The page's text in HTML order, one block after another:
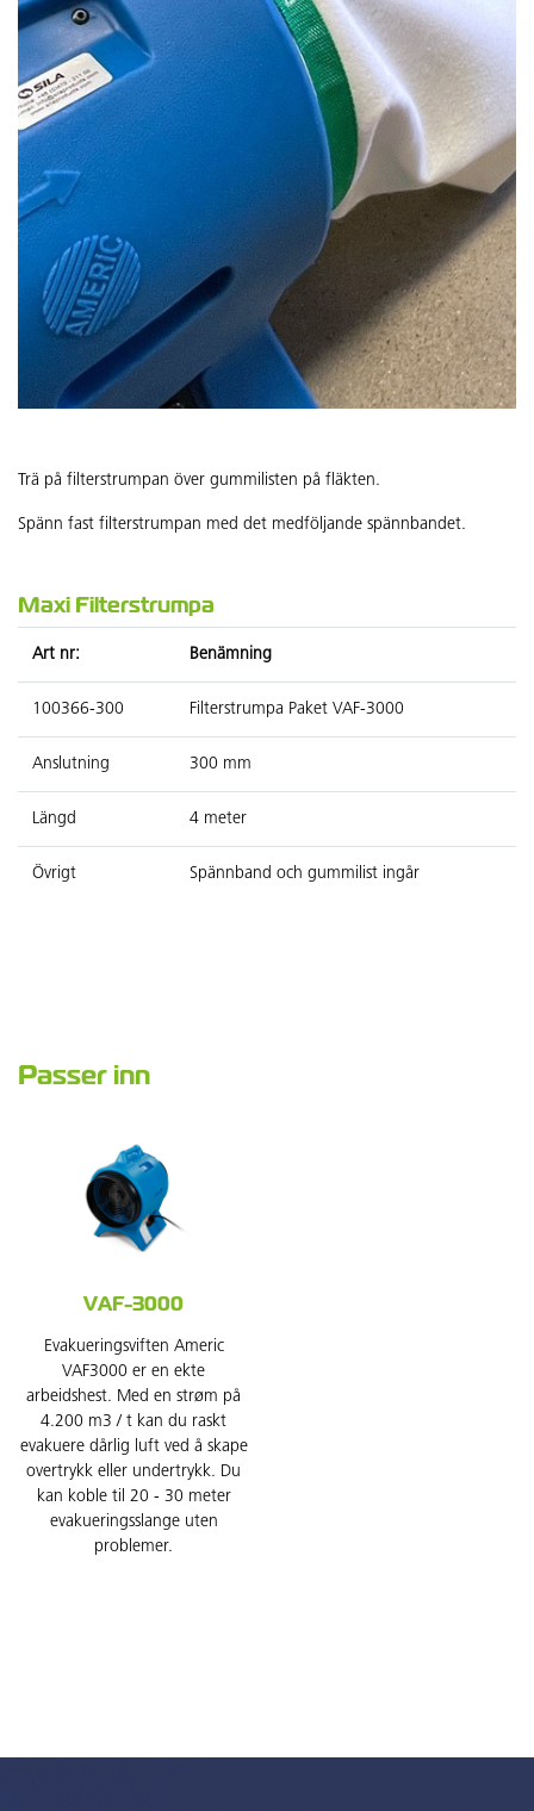
Trä på filterstrumpan över gummilisten på fläkten.
Spänn fast filterstrumpan med det medföljande spännbandet.
Maxi Filterstrumpa
Art nr: Benämning
100366-300 Filterstrumpa Paket VAF-3000
Anslutning 300 mm
Längd 4 meter
Övrigt Spännband och gummilist ingår
Passer inn
VAF-3000
Evakueringsviften Americ
VAF3000 er en ekte
arbeidshest. Med en strøm på
4.200 m3 / t kan du raskt
evakuere dårlig luft ved å skape
overtrykk eller undertrykk. Du
kan koble til 20 - 30 meter
evakueringsslange uten
problemer.